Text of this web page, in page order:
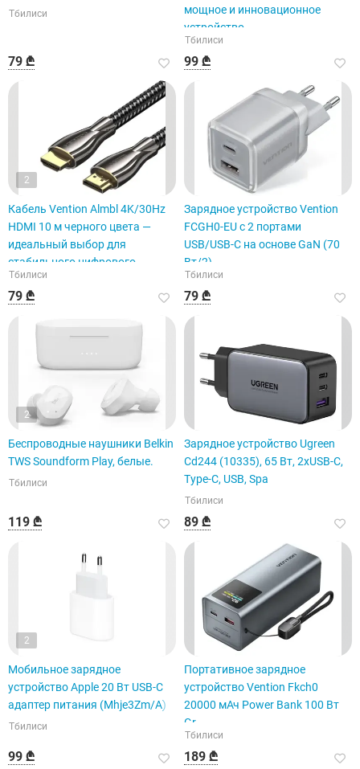
Тбилиси
79 ₾
мощное и инновационное
устройство.
Тбилиси
99 ₾
2
Кабель Vention Almbl 4K/30Hz
HDMI 10 м черного цвета —
идеальный выбор для
стабильного цифрового
сигнала.
Тбилиси
79 ₾
Зарядное устройство Vention
FCGH0-EU с 2 портами
USB/USB-C на основе GaN (70
Вт/2)
Тбилиси
79 ₾
2
Беспроводные наушники Belkin
TWS Soundform Play, белые.
Тбилиси
119 ₾
Зарядное устройство Ugreen
Cd244 (10335), 65 Вт, 2xUSB-C,
Type-C, USB, Spa
Тбилиси
89 ₾
2
Мобильное зарядное
устройство Apple 20 Вт USB-C
адаптер питания (Mhje3Zm/A)
Тбилиси
99 ₾
Портативное зарядное
устройство Vention Fkch0
20000 мАч Power Bank 100 Вт
Gr
Тбилиси
189 ₾